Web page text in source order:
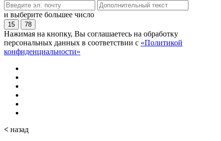
и выберите большее число
15 78
Нажимая на кнопку, Вы соглашаетесь на обработку
персональных данных в соответствии с «Политикой
конфиденциальности»
< назад